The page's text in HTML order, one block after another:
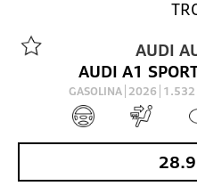
AUDI
GASOLINA 2026 1.532